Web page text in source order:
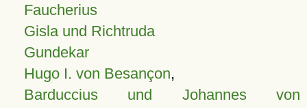
Faucherius
Gisla und Richtruda
Gundekar
Hugo I. von Besançon,
Barduccius und Johannes von